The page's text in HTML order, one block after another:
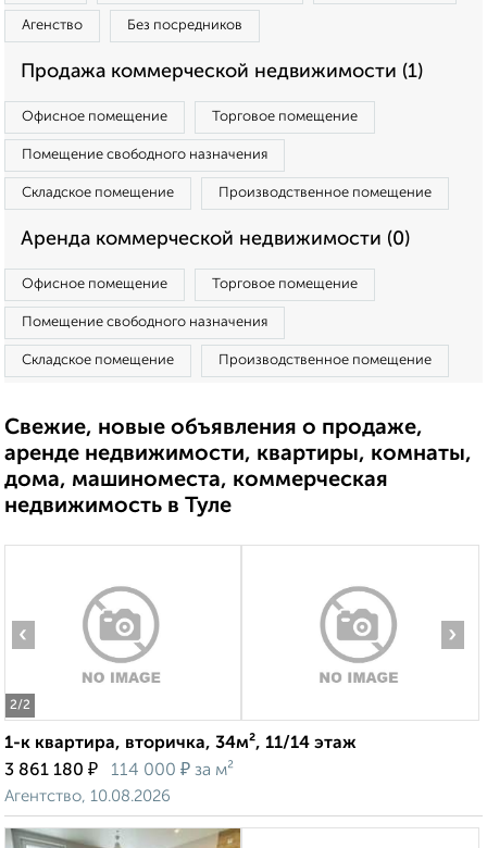
Агенство Без посредников
Продажа коммерческой недвижимости (1)
Офисное помещение Торговое помещение
Помещение свободного назначения
Складское помещение Производственное помещение
Аренда коммерческой недвижимости (0)
Офисное помещение Торговое помещение
Помещение свободного назначения
Складское помещение Производственное помещение
Свежие, новые объявления о продаже,
аренде недвижимости, квартиры, комнаты,
дома, машиноместа, коммерческая
недвижимость в Туле
2/2
‹ ›
1-к квартира, вторичка, 34м², 11/14 этаж
3 861 180 ₽ 114 000 ₽ за м²
Агентство, 10.08.2026